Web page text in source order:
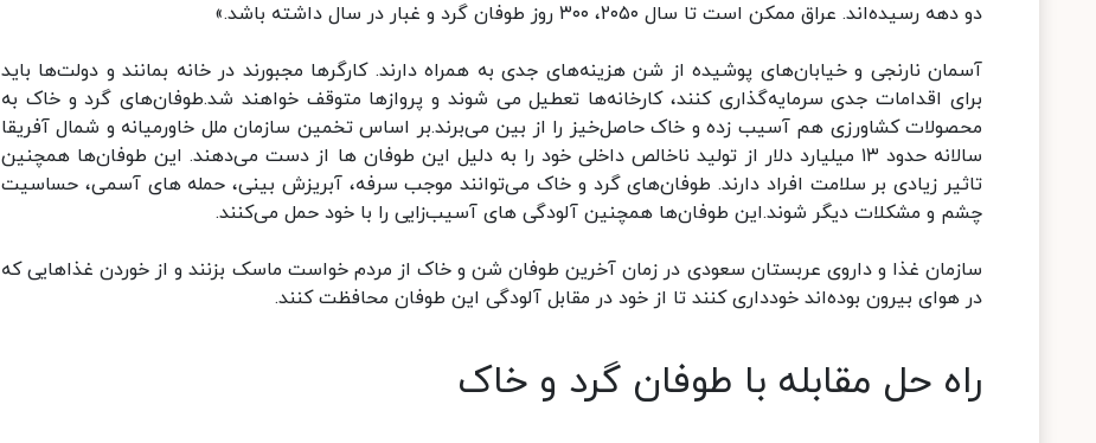
دو دهه رسیده‌اند. عراق ممکن است تا سال ۲۰۵۰، ۳۰۰ روز طوفان گرد و غبار در سال داشته باشد.»
آسمان نارنجی و خیابان‌های پوشیده از شن هزینه‌های جدی به همراه دارند. کارگرها مجبورند در خانه بمانند و دولت‌ها باید
برای اقدامات جدی سرمایه‌گذاری کنند، کارخانه‌ها تعطیل می شوند و پروازها متوقف خواهند شد.طوفان‌های گرد و خاک به
محصولات کشاورزی هم آسیب زده و خاک حاصل‌خیز را از بین می‌برند.بر اساس تخمین سازمان ملل خاورمیانه و شمال آفریقا
سالانه حدود ۱۳ میلیارد دلار از تولید ناخالص داخلی خود را به دلیل این طوفان ها از دست می‌دهند. این طوفان‌ها همچنین
تاثیر زیادی بر سلامت افراد دارند. طوفان‌های گرد و خاک می‌توانند موجب سرفه، آبریزش بینی، حمله های آسمی، حساسیت
چشم و مشکلات دیگر شوند.این طوفان‌ها همچنین آلودگی های آسیب‌زایی را با خود حمل می‌کنند.
سازمان غذا و داروی عربستان سعودی در زمان آخرین طوفان شن و خاک از مردم خواست ماسک بزنند و از خوردن غذاهایی که
در هوای بیرون بوده‌اند خودداری کنند تا از خود در مقابل آلودگی این طوفان محافظت کنند.
راه حل مقابله با طوفان گرد و خاک